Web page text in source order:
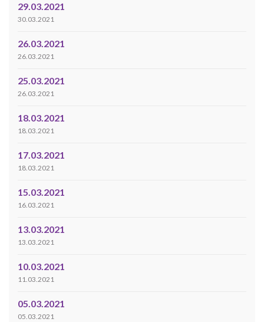
29.03.2021
30.03.2021
26.03.2021
26.03.2021
25.03.2021
26.03.2021
18.03.2021
18.03.2021
17.03.2021
18.03.2021
15.03.2021
16.03.2021
13.03.2021
13.03.2021
10.03.2021
11.03.2021
05.03.2021
05.03.2021